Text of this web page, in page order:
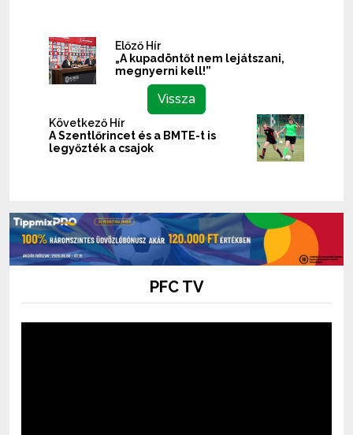
Előző Hír
„A kupadöntőt nem lejátszani,
megnyerni kell!”
Vissza
Következő Hír
A Szentlőrincet és a BMTE-t is
legyőzték a csajok
PFC TV